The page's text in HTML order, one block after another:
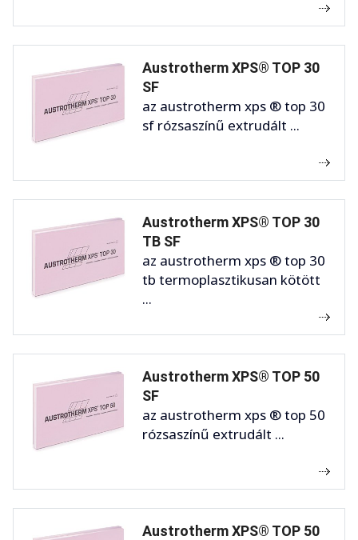
Austrotherm XPS® TOP 30
SF
az austrotherm xps ® top 30
sf rózsaszínű extrudált ...
Austrotherm XPS® TOP 30
TB SF
az austrotherm xps ® top 30
tb termoplasztikusan kötött
...
Austrotherm XPS® TOP 50
SF
az austrotherm xps ® top 50
rózsaszínű extrudált ...
Austrotherm XPS® TOP 50